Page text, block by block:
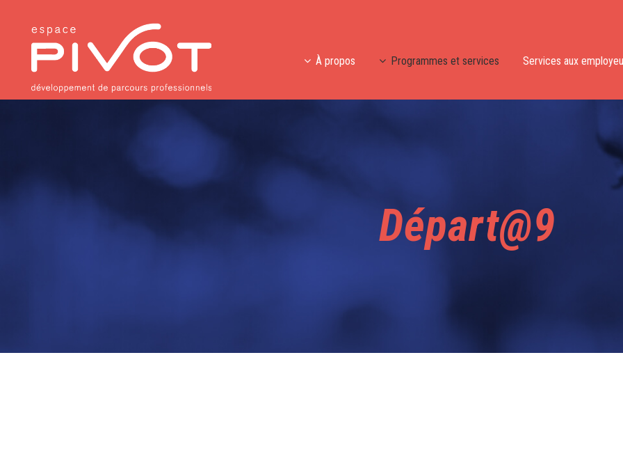
À propos Programmes et services Services aux
Départ@9